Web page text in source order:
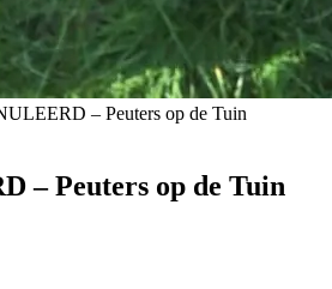
– Peuters op de Tuin
– Peuters op de Tuin